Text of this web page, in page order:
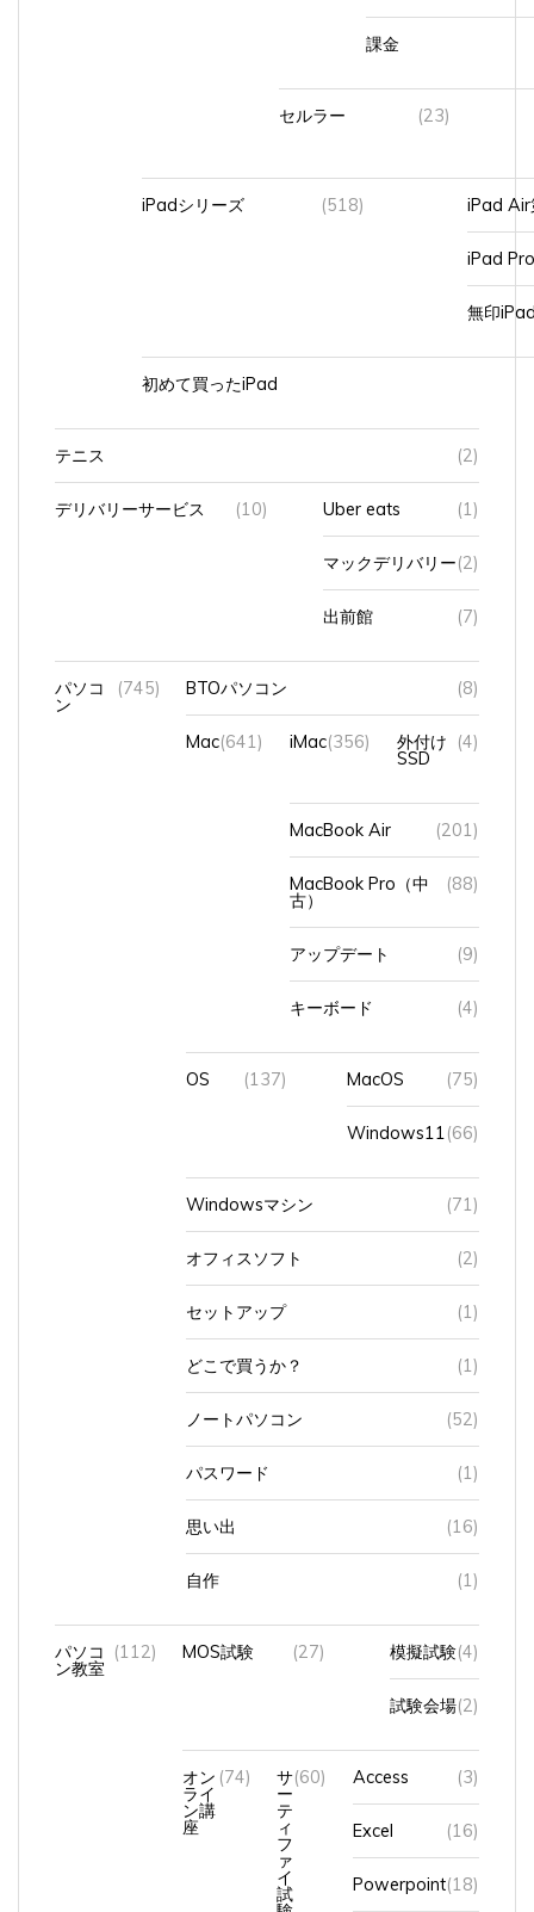
課金
セルラー (23)
iPadシリーズ (518) iPad Air
iPad Pro
無印
初めて買ったiPad
テニス (2)
デリバリーサービス (10) Uber eats (1)
マックデリバリー (2)
出前館 (7)
パソコ
ン
(745) BTOパソコン (8)
Mac (641) iMac (356) 外付け
SSD
(4)
MacBook Air (201)
MacBook Pro（中
古）
(88)
アップデート (9)
キーボード (4)
OS (137) MacOS (75)
Windows11 (66)
Windowsマシン (71)
オフィスソフト (2)
セットアップ (1)
どこで買うか？ (1)
ノートパソコン (52)
パスワード (1)
思い出 (16)
自作 (1)
パソコ
ン教室
(112) MOS試験 (27) 模擬試験 (4)
試験会場 (2)
オン
ライ
ン講
座
(74) サ
ー
テ
ィ
フ
ァ
イ
試
験
(60) Access (3)
Excel (16)
Powerpoint (18)